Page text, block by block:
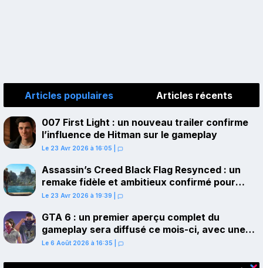
Articles populaires Articles récents
007 First Light : un nouveau trailer confirme
l’influence de Hitman sur le gameplay
Le 23 Avr 2026 à 16:05
Assassin’s Creed Black Flag Resynced : un
remake fidèle et ambitieux confirmé pour
juillet sur PS5
Le 23 Avr 2026 à 19:39
GTA 6 : un premier aperçu complet du
gameplay sera diffusé ce mois-ci, avec une
avant-première sur Netflix
Le 6 Août 2026 à 16:35